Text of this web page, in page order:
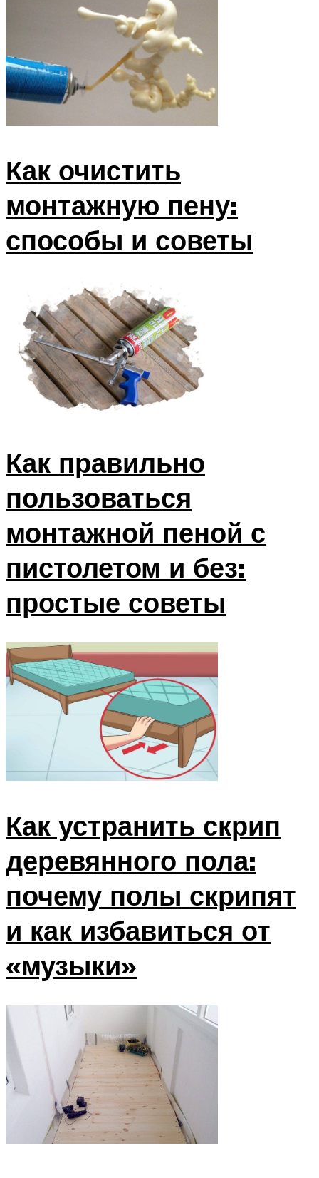
Как очистить
монтажную пену:
способы и советы
Как правильно
пользоваться
монтажной пеной с
пистолетом и без:
простые советы
Как устранить скрип
деревянного пола:
почему полы скрипят
и как избавиться от
«музыки»